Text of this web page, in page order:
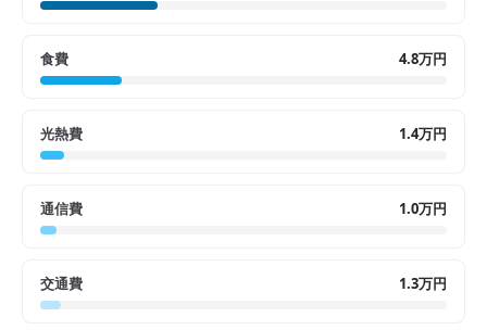
食費 4.8万円
光熱費 1.4万円
通信費 1.0万円
交通費 1.3万円